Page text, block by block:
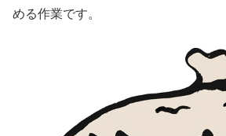
める作業です。